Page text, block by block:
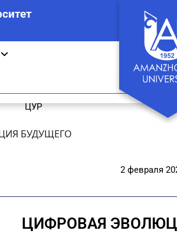
ЦУР
БУДУЩЕГО
2 февраля
ЦИФРОВАЯ